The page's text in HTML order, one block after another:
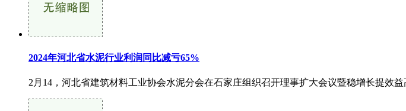
2024年河北省水泥行业利润同比减亏65%
2月14，河北省建筑材料工业协会水泥分会在石家庄组织召开理事扩大会议暨稳增长提效